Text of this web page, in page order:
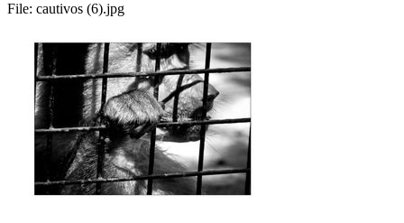
File: cautivos (6).jpg